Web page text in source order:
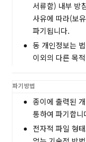
서류함) 내부 방
사유에 따라(보
파기됩니다.
동 개인정보는
이외의 다른 목
파기방법
종이에 출력된
통하여 파기합니
전자적 파일 형